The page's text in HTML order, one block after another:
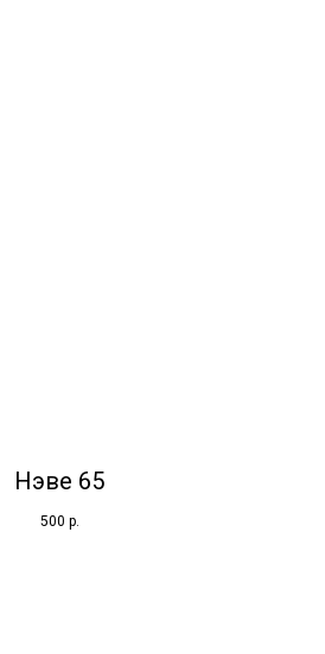
Нэве 65
500 р.